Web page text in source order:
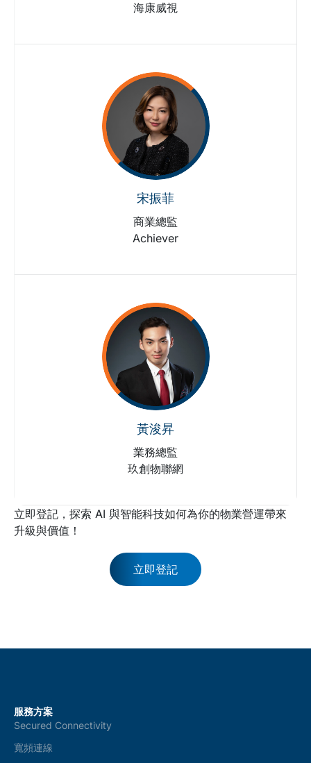
海康威視
宋振菲
商業總監
Achiever
黃浚昇
業務總監
玖創物聯網
立即登記，探索 AI 與智能科技如何為你的物業營運帶來
升級與價值！
立即登記
服務方案
Secured Connectivity
寬頻連線